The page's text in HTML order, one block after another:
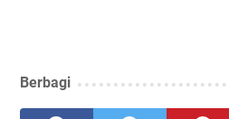
Berbagi